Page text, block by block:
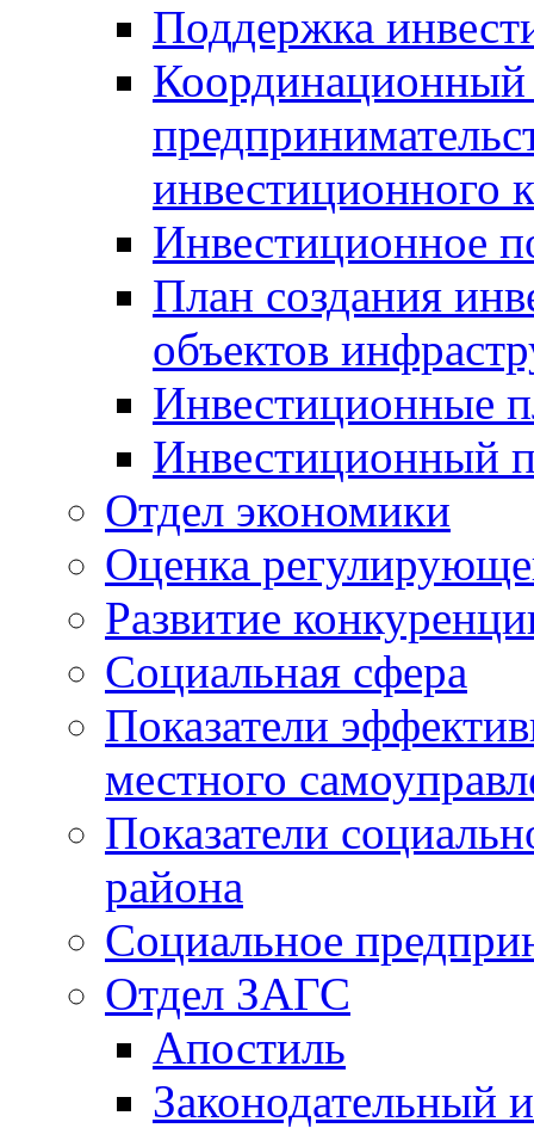
Поддержка
Координационный
инвестиционного
Инвестиционное
План создания
объектов
Инвестиционные
Инвестиционный
Отдел экономики
Оценка
Развитие
Социальная сфера
Показатели
местного
Показатели
района
Социальное
Отдел ЗАГС
Апостиль
Законодательный